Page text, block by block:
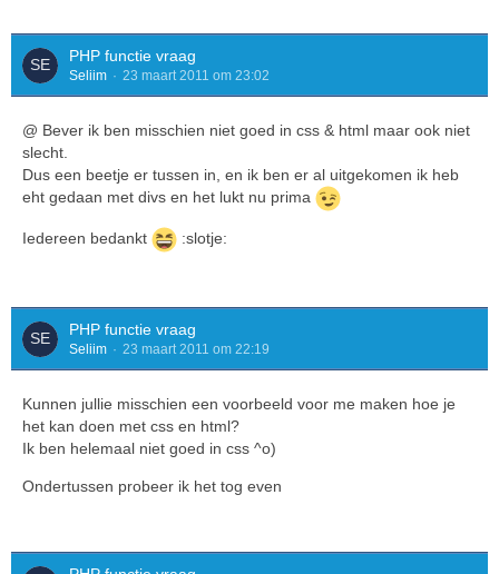
PHP functie vraag
Seliim 23 maart 2011 om 23:02
@ Bever ik ben misschien niet goed in css & html maar ook niet
slecht.
Dus een beetje er tussen in, en ik ben er al uitgekomen ik heb
eht gedaan met divs en het lukt nu prima
Iedereen bedankt :slotje:
PHP functie vraag
Seliim 23 maart 2011 om 22:19
Kunnen jullie misschien een voorbeeld voor me maken hoe je
het kan doen met css en html?
Ik ben helemaal niet goed in css ^o)
Ondertussen probeer ik het tog even